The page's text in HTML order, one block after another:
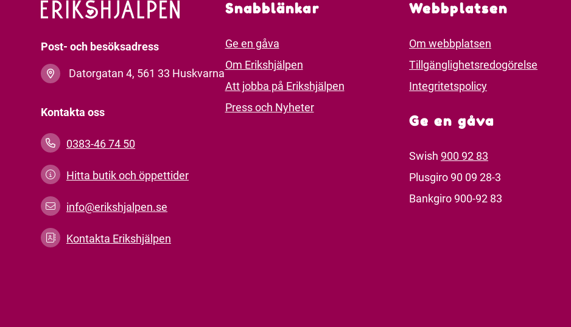
Post- och besöksadress
Datorgatan 4, 561 33 Huskvarna
Kontakta oss
0383-46 74 50
Hitta butik och öppettider
info@erikshjalpen.se
Kontakta Erikshjälpen
Snabblänkar
Ge en gåva
Om Erikshjälpen
Att jobba på Erikshjälpen
Press och Nyheter
Webbplatsen
Om webbplatsen
Tillgänglighetsredogörelse
Integritetspolicy
Ge en gåva
Swish 900 92 83
Plusgiro 90 09 28-3
Bankgiro 900-92 83